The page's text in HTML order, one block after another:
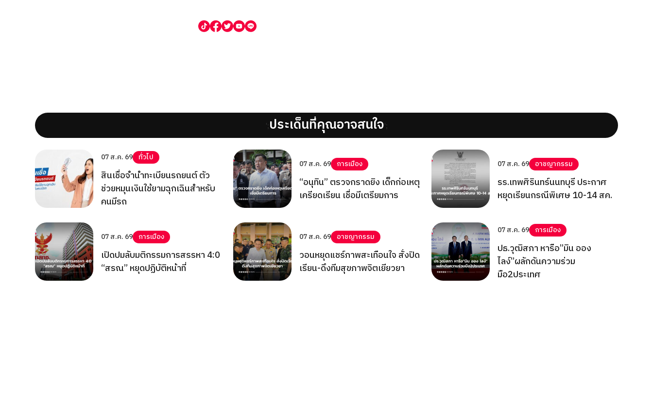
';ประเด็นที่คุณอาจสนใจ';
07 ส.ค. 69 ทั่วไป
สินเชื่อจำนำทะเบียนรถยนต์ ตัว
ช่วยหมุนเงินใช้ยามฉุกเฉินสำหรับ
คนมีรถ
07 ส.ค. 69 การเมือง
“อนุทิน” ตรวจกราดยิง เด็กก่อเหตุ
เครียดเรียน เชื่อมีเตรียมการ
07 ส.ค. 69 อาชญากรรม
รร.เทพศิรินทร์นนทบุรี ประกาศ
หยุดเรียนกรณีพิเศษ 10-14 สค.
07 ส.ค. 69 การเมือง
เปิดปมลับมติกรรมการสรรหา 4:0
“สรณ” หยุดปฏิบัติหน้าที่
07 ส.ค. 69 อาชญากรรม
วอนหยุดแชร์ภาพสะเทือนใจ สั่งปิด
เรียน-ดึงทีมสุขภาพจิตเยียวยา
07 ส.ค. 69 การเมือง
ปธ.วุฒิสภา หารือ”มิน ออง
ไลง์”ผลักดันความร่วม
มือ2ประเทศ